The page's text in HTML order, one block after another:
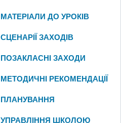
МАТЕРІАЛИ ДО УРОКІВ
СЦЕНАРІЇ ЗАХОДІВ
ПОЗАКЛАСНІ ЗАХОДИ
МЕТОДИЧНІ РЕКОМЕНДАЦІЇ
ПЛАНУВАННЯ
УПРАВЛІННЯ ШКОЛОЮ